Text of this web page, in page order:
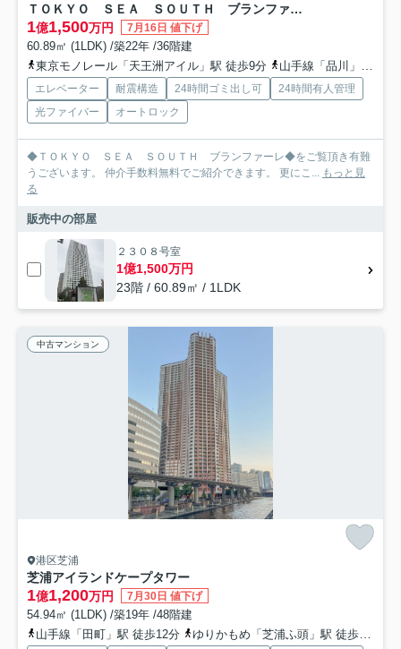
ＴＯＫＹＯ ＳＥＡ ＳＯＵＴＨ ブランファーレ
1億1,500万円 7月16日 値下げ
60.89㎡ (1LDK) /築22年 /36階建
東京モノレール「天王洲アイル」駅 徒歩9分
山手線「品川」駅 徒歩12分
エレベーター 耐震構造 24時間ゴミ出し可
24時間有人管理
光ファイバー
オートロック
◆ＴＯＫＹＯ ＳＥＡ ＳＯＵＴＨ ブランファーレ◆をご覧頂き有難
うございます。 仲介手数料無料でご紹介できます。 更にこ...
もっと見
る
販売中の部屋
２３０８号室
1億1,500万円
23階 / 60.89㎡ / 1LDK
中古マンション
港区芝浦
芝浦アイランドケープタワー
1億1,200万円 7月30日 値下げ
54.94㎡ (1LDK) /築19年 /48階建
山手線「田町」駅 徒歩12分
ゆりかもめ「芝浦ふ頭」駅 徒歩13分